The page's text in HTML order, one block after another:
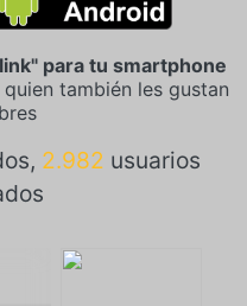
para tu smartphone
también les gustan
2.982 usuarios